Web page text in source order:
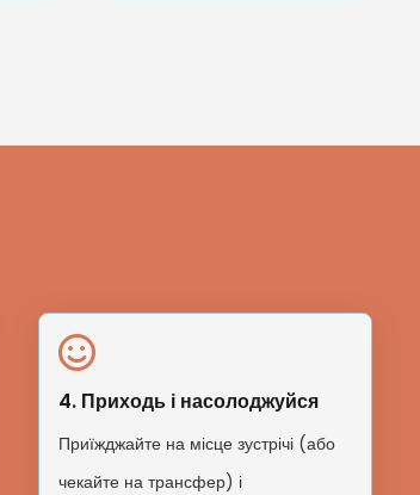
4. Приходь і насолоджуйся
Приїжджайте на місце зустрічі (або
чекайте на трансфер) і